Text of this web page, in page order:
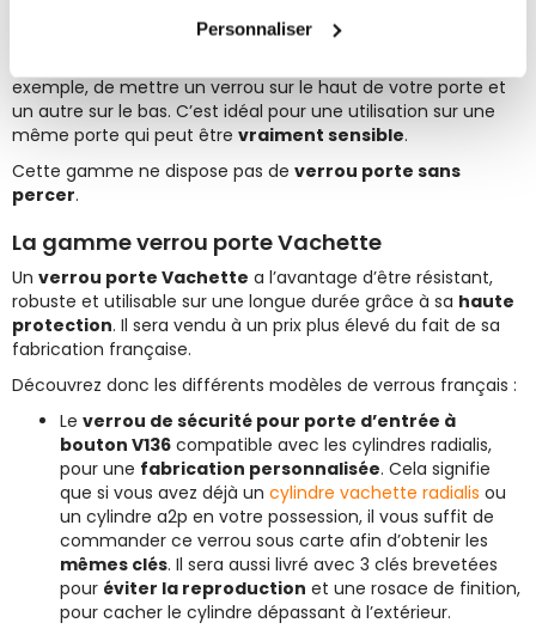
Personnaliser
combiner des verrous double entrée et à bouton aisément.
Vous pouvez ainsi avoir plusieurs verrous sur votre porte qui
exemple, de mettre un verrou sur le haut de votre porte et
un autre sur le bas. C’est idéal pour une utilisation sur une
même porte qui peut être vraiment sensible.
Cette gamme ne dispose pas de verrou porte sans
percer.
La gamme verrou porte Vachette
Un verrou porte Vachette a l’avantage d’être résistant,
robuste et utilisable sur une longue durée grâce à sa haute
protection. Il sera vendu à un prix plus élevé du fait de sa
fabrication française.
Découvrez donc les différents modèles de verrous français :
Le verrou de sécurité pour porte d’entrée à
bouton V136 compatible avec les cylindres radialis,
pour une fabrication personnalisée. Cela signifie
que si vous avez déjà un cylindre vachette radialis ou
un cylindre a2p en votre possession, il vous suffit de
commander ce verrou sous carte afin d’obtenir les
mêmes clés. Il sera aussi livré avec 3 clés brevetées
pour éviter la reproduction et une rosace de finition,
pour cacher le cylindre dépassant à l’extérieur.